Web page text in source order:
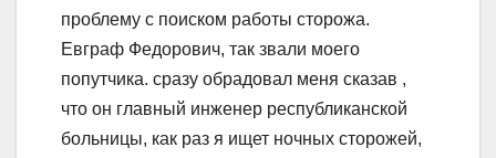
проблему с поиском работы сторожа.
Евграф Федорович, так звали моего
попутчика. сразу обрадовал меня сказав ,
что он главный инженер республиканской
больницы, как раз я ищет ночных сторожей,